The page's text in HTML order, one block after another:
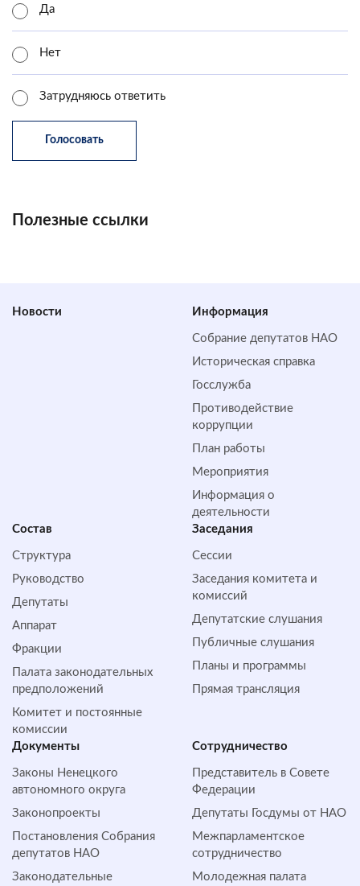
Да
Нет
Затрудняюсь ответить
Полезные ссылки
Новости Информация
Собрание депутатов НАО
Историческая справка
Госслужба
Противодействие
коррупции
План работы
Мероприятия
Информация о
деятельности
Состав
Структура
Руководство
Депутаты
Аппарат
Фракции
Палата законодательных
предположений
Комитет и постоянные
комиссии
Заседания
Сессии
Заседания комитета и
комиссий
Депутатские слушания
Публичные слушания
Планы и программы
Прямая трансляция
Документы
Законы Ненецкого
автономного округа
Законопроекты
Постановления Собрания
депутатов НАО
Законодательные
Сотрудничество
Представитель в Совете
Федерации
Депутаты Госдумы от НАО
Межпарламентское
сотрудничество
Молодежная палата